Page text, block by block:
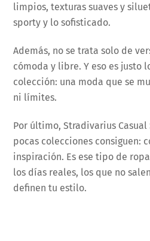
limpios, texturas suaves y
sporty y lo sofisticado.
Además, no se trata solo de
cómoda y libre. Y eso es justo
colección: una moda que se
ni límites.
Por último, Stradivarius
pocas colecciones consiguen:
inspiración. Es ese tipo de
los días reales, los que no
definen tu estilo.